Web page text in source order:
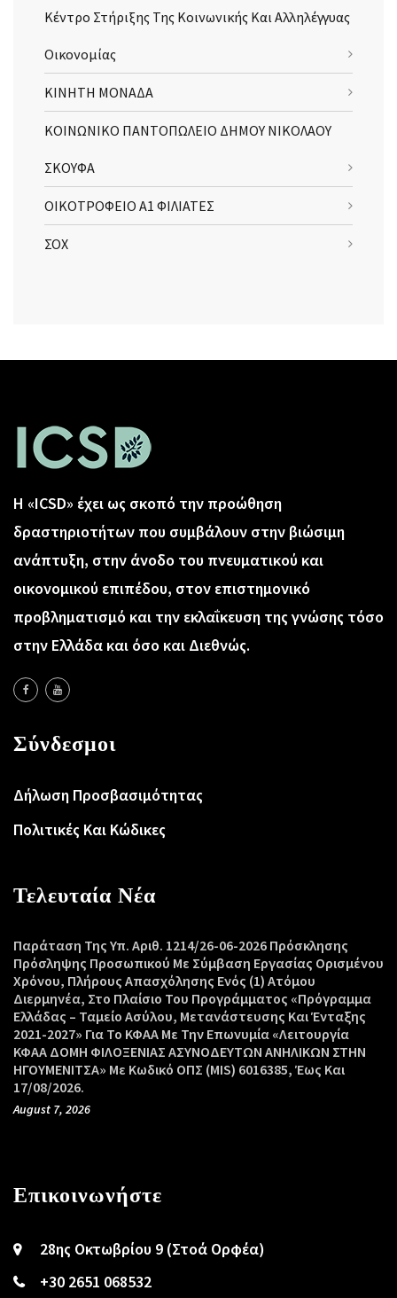
Κέντρο Στήριξης Της Κοινωνικής Και Αλληλέγγυας
Οικονομίας
ΚΙΝΗΤΗ ΜΟΝΑΔΑ
ΚΟΙΝΩΝΙΚΟ ΠΑΝΤΟΠΩΛΕΙΟ ΔΗΜΟΥ ΝΙΚΟΛΑΟΥ
ΣΚΟΥΦΑ
ΟΙΚΟΤΡΟΦΕΙΟ Α1 ΦΙΛΙΑΤΕΣ
ΣΟΧ
Η «ICSD» έχει ως σκοπό την προώθηση
δραστηριοτήτων που συμβάλουν στην βιώσιμη
ανάπτυξη, στην άνοδο του πνευματικού και
οικονομικού επιπέδου, στον επιστημονικό
προβληματισμό και την εκλαΐκευση της γνώσης τόσο
στην Ελλάδα και όσο και Διεθνώς.
Σύνδεσμοι
Δήλωση Προσβασιμότητας
Πολιτικές Και Κώδικες
Τελευταία Νέα
Παράταση Της Υπ. Αριθ. 1214/26-06-2026 Πρόσκλησης
Πρόσληψης Προσωπικού Με Σύμβαση Εργασίας Ορισμένου
Χρόνου, Πλήρους Απασχόλησης Ενός (1) Ατόμου
Διερμηνέα, Στο Πλαίσιο Του Προγράμματος «Πρόγραμμα
Ελλάδας – Ταμείο Ασύλου, Μετανάστευσης Και Ένταξης
2021-2027» Για Το ΚΦΑΑ Με Την Επωνυμία «Λειτουργία
ΚΦΑΑ ΔΟΜΗ ΦΙΛΟΞΕΝΙΑΣ ΑΣΥΝΟΔΕΥΤΩΝ ΑΝΗΛΙΚΩΝ ΣΤΗΝ
ΗΓΟΥΜΕΝΙΤΣΑ» Με Κωδικό ΟΠΣ (MIS) 6016385, Έως Και
17/08/2026.
August 7, 2026
Επικοινωνήστε
28ης Οκτωβρίου 9 (Στοά Ορφέα)
+30 2651 068532